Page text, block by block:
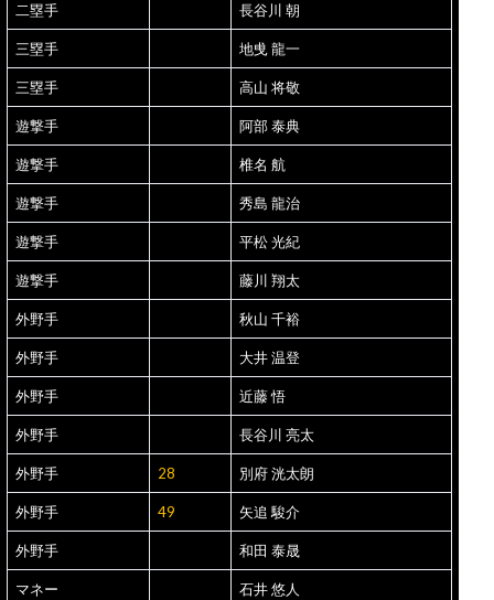
二塁手 長谷川 朝
三塁手 地曵 龍一
三塁手 高山 将敬
遊撃手 阿部 泰典
遊撃手 椎名 航
遊撃手 秀島 龍治
遊撃手 平松 光紀
遊撃手 藤川 翔太
外野手 秋山 千裕
外野手 大井 温登
外野手 近藤 悟
外野手 長谷川 亮太
外野手 28 別府 洸太朗
外野手 49 矢追 駿介
外野手 和田 泰晟
マネー 石井 悠人